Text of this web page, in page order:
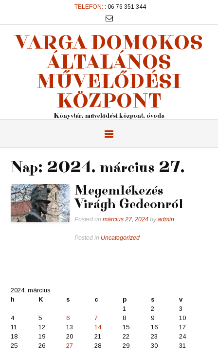
TELEFON: : 06 76 351 344
VARGA DOMOKOS
ÁLTALÁNOS
MŰVELŐDÉSI
KÖZPONT
Könyvtár, művelődési központ, óvoda
Nap: 2024. március 27.
Megemlékezés
Virágh Gedeonról
Posted onmárcius 27, 2024 byadmin
Posted in Uncategorized
2024. március
h
K s c p s
v
1
2
3
4
5 6 7 8 9
10
11
12 13 14 15 16
17
18
19 20 21 22 23
24
25
26 27 28 29 30 31